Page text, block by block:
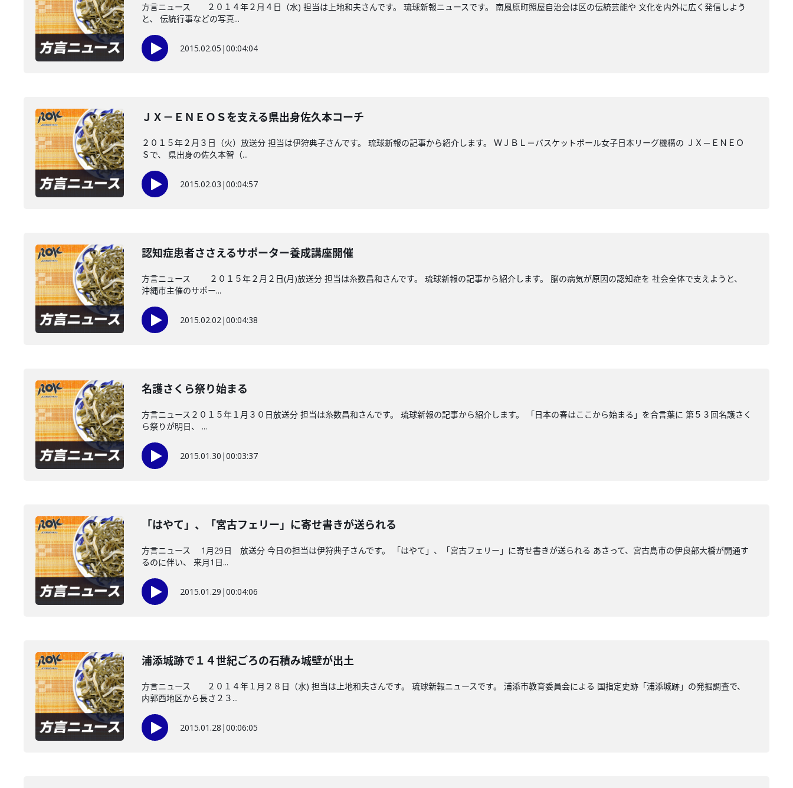
方言ニュース ２０１４年２月４日（水) 担当は上地和夫さんです。 琉球新報ニュースです。 南風原町照屋自治会は区の伝統芸能や 文化を内外に広く発信しよう
と、 伝統行事などの写真...
2015.02.05 |00:04:04
ＪＸ－ＥＮＥＯＳを支える県出身佐久本コーチ
２０１５年２月３日（火）放送分 担当は伊狩典子さんです。 琉球新報の記事から紹介します。 ＷＪＢＬ＝バスケットボール女子日本リーグ機構の ＪＸ－ＥＮＥＯ
Ｓで、 県出身の佐久本智（...
2015.02.03 |00:04:57
認知症患者ささえるサポーター養成講座開催
方言ニュース ２０１５年２月２日(月)放送分 担当は糸数昌和さんです。 琉球新報の記事から紹介します。 脳の病気が原因の認知症を 社会全体で支えようと、
沖縄市主催のサポー...
2015.02.02|00:04:38
名護さくら祭り始まる
方言ニュース２０１５年１月３０日放送分 担当は糸数昌和さんです。 琉球新報の記事から紹介します。 「日本の春はここから始まる」を合言葉に 第５３回名護さく
ら祭りが明日、 ...
2015.01.30 |00:03:37
「はやて」、「宮古フェリー」に寄せ書きが送られる
方言ニュース 1月29日 放送分 今日の担当は伊狩典子さんです。 「はやて」、「宮古フェリー」に寄せ書きが送られる あさって、宮古島市の伊良部大橋が開通す
るのに伴い、 来月1日...
2015.01.29 |00:04:06
浦添城跡で１４世紀ごろの石積み城壁が出土
方言ニュース ２０１４年１月２８日（水) 担当は上地和夫さんです。 琉球新報ニュースです。 浦添市教育委員会による 国指定史跡「浦添城跡」の発掘調査で、
内郭西地区から長さ２３...
2015.01.28 |00:06:05